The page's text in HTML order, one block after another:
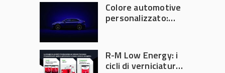
Colore automotive
personalizzato:
diventa ingegneria
di precisione
R-M Low Energy: i
cicli di verniciatura